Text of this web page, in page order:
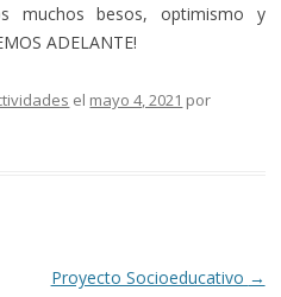
muchos besos, optimismo y
ADELANTE!
el mayo 4, 2021 por
Proyecto Socioeducativo →